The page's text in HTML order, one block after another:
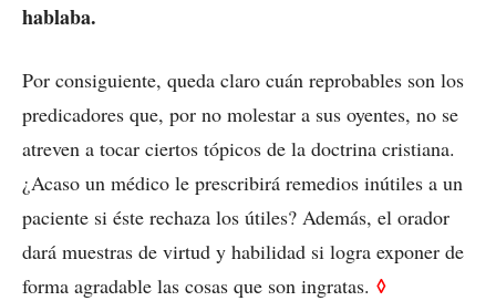
hablaba.
Por consiguiente, queda claro cuán reprobables son los
predicadores que, por no molestar a sus oyentes, no se
atreven a tocar ciertos tópicos de la doctrina cristiana.
¿Acaso un médico le prescribirá remedios inútiles a un
paciente si éste rechaza los útiles? Además, el orador
dará muestras de virtud y habilidad si logra exponer de
forma agradable las cosas que son ingratas. ◊